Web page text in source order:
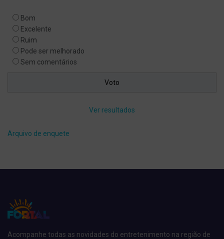
Bom
Excelente
Ruim
Pode ser melhorado
Sem comentários
Ver resultados
Arquivo de enquete
Acompanhe todas as novidades do entretenimento na região de